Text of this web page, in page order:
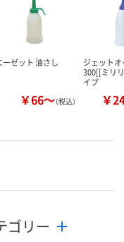
ーゼット 油さし
￥66～（税込）
ジェット
300[[ミリ
イプ
￥
ゴリー